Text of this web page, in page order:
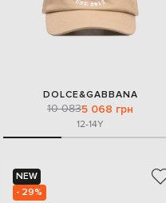
DOLCE&GABBANA
10 0835 068 грн
12-14Y
NEW
- 29%